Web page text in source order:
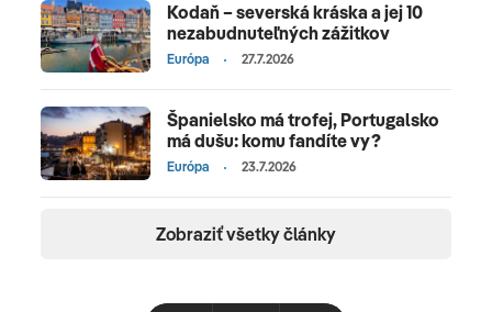
Kodaň – severská kráska a jej 10
nezabudnuteľných zážitkov
Európa 27.7.2026
Španielsko má trofej, Portugalsko
má dušu: komu fandíte vy?
Európa 23.7.2026
Zobraziť všetky články